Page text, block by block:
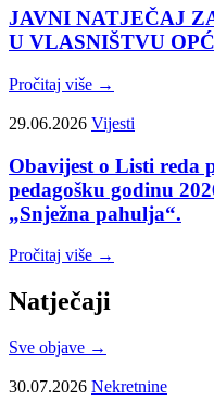
JAVNI NATJEČAJ
U VLASNIŠTVU
Pročitaj više →
29.06.2026 Vijesti
Obavijest o Listi reda
pedagošku godinu
„Snježna pahulja“.
Pročitaj više →
Natječaji
Sve objave →
30.07.2026 Nekretnine